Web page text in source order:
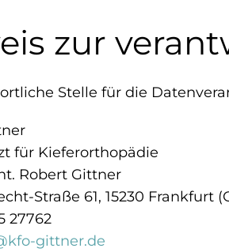
zur
Stelle für die
für Kieferorthopädie
Robert Gittner
Straße 61, 15230 Frankfurt
27762
gittner.de